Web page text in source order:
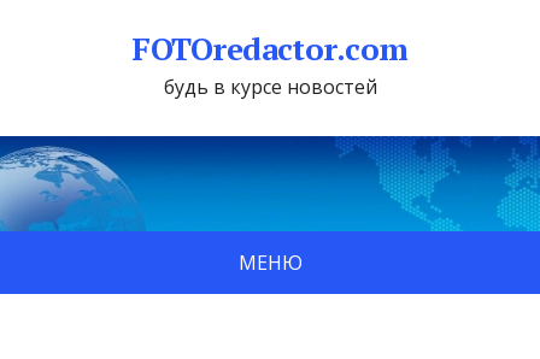
FOTOredactor.com
будь в курсе новостей
МЕНЮ